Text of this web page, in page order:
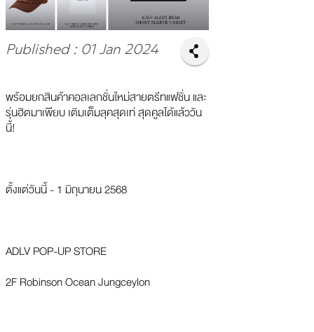
Published : 01 Jan 2024
พร้อมยกสินค้าคอลเลกชั่นใหม่สายตรีทแฟชั่น และ
รุ่นฮิตมาเพียบ เติมเต็มลุคสุดเท่ สุดคูลได้แล้ววัน
นี้!
ตั้งแต่วันนี้ - 1 มิถุนายน 2568
ADLV POP-UP STORE
2F Robinson Ocean Jungceylon